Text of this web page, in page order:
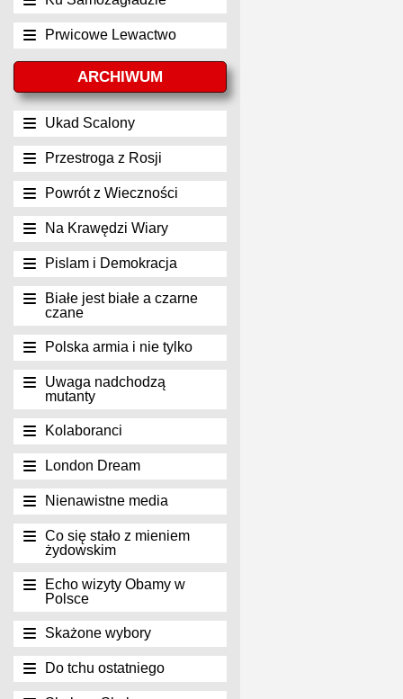
Prwicowe Lewactwo
ARCHIWUM
Ukad Scalony
Przestroga z Rosji
Powrót z Wieczności
Na Krawędzi Wiary
Pislam i Demokracja
Białe jest białe a czarne
czane
Polska armia i nie tylko
Uwaga nadchodzą
mutanty
Kolaboranci
London Dream
Nienawistne media
Co się stało z mieniem
żydowskim
Echo wizyty Obamy w
Polsce
Skażone wybory
Do tchu ostatniego